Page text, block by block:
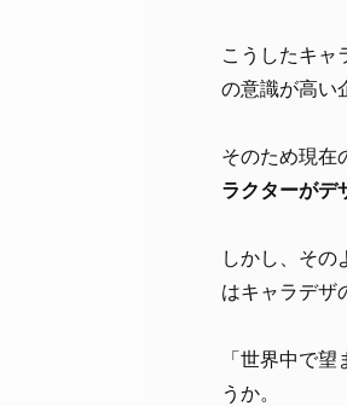
こうしたキャ
の意識が高い
そのため現在
ラクターがデ
しかし、その
はキャラデザ
「世界中で
うか。